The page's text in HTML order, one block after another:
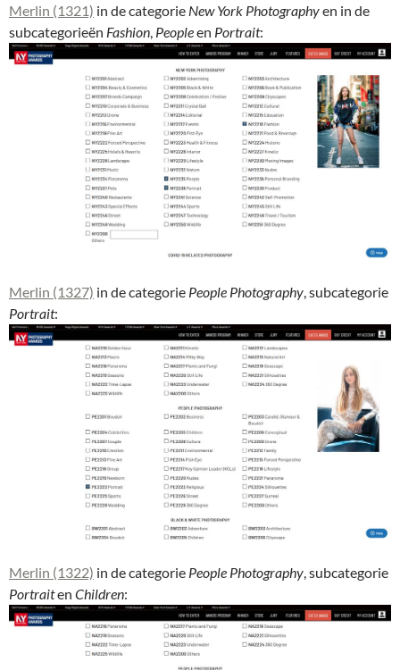
Merlin (1321) in de categorie New York Photographyen in de
subcategorieën Fashion Peopleen Portrait:
Merlin (1327) in de categorie People Photography , subcategorie
Portrait:
Merlin (1322) in de categorie People Photography, subcategorie
Portraiten Children: